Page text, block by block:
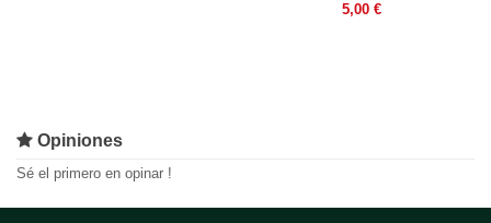
5,00 €
Opiniones
Sé el primero en opinar !